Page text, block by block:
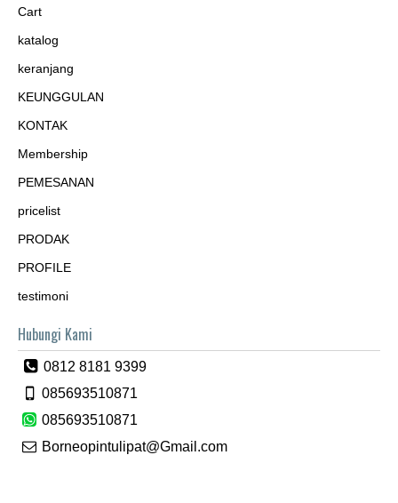
Cart
katalog
keranjang
KEUNGGULAN
KONTAK
Membership
PEMESANAN
pricelist
PRODAK
PROFILE
testimoni
Hubungi Kami
0812 8181 9399
085693510871
085693510871
Borneopintulipat@Gmail.com